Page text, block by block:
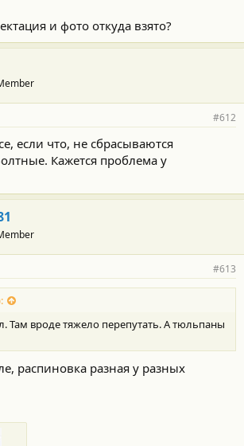
и фото откуда взято?
#612
если что, не сбрасываются
Кажется проблема у
#613
Там вроде тяжело перепутать. А тюльпаны
распиновка разная у разных